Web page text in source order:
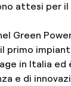
attesi per il
Green
primo
in Italia ed
e di